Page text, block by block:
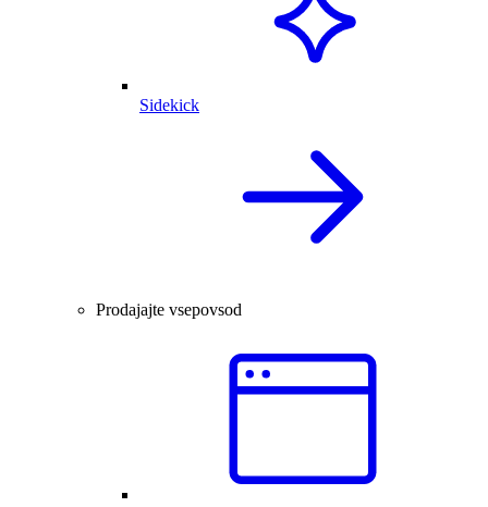
Sidekick
Prodajajte vsepovsod